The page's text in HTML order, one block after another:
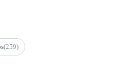
(259)